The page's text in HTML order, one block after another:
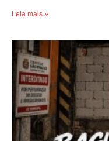
Leia mais »